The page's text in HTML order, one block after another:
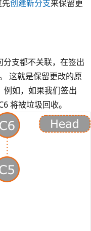
先创建新分支来保留更
支都不关联，在签出
这就是保留更改的原
例如，如果我们签出
将被垃圾回收。